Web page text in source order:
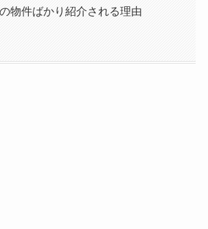
物件ばかり紹介される理由